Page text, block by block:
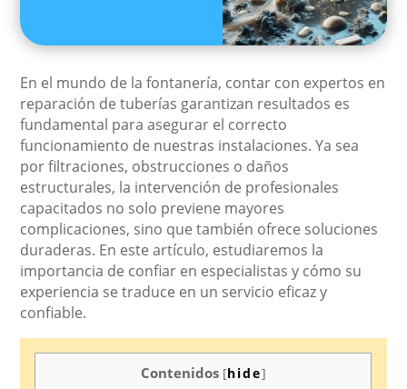
En el mundo de la fontanería, contar con expertos en
reparación de tuberías garantizan resultados es
fundamental para asegurar el correcto
funcionamiento de nuestras instalaciones. Ya sea
por filtraciones, obstrucciones o daños
estructurales, la intervención de profesionales
capacitados no solo previene mayores
complicaciones, sino que también ofrece soluciones
duraderas. En este artículo, estudiaremos la
importancia de confiar en especialistas y cómo su
experiencia se traduce en un servicio eficaz y
confiable.
Contenidos [hide]